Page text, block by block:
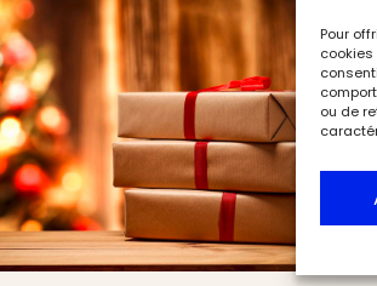
Pour
ou de